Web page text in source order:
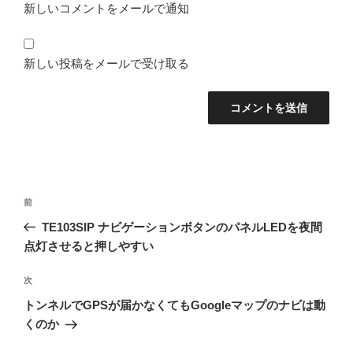
新しいコメントをメールで通知
新しい投稿をメールで受け取る
投
ナ
ゲ
ー
シ
前
の
投
前
TE103SIP ナビゲーションボタンのパネルLEDを夜間
点灯させると押しやすい
次
の
投
次
トンネルでGPSが届かなくてもGoogleマップのナビは動
くのか